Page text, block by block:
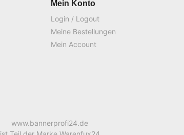
Mein Konto
Login / Logout
Meine Bestellungen
Mein Account
www.bannerprofi24.de